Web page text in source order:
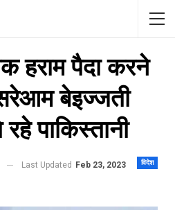
हराम पैदा करने
बेइज्‍जती
पाकिस्‍तानी
विदेश
Last Updated
Feb 23, 2023